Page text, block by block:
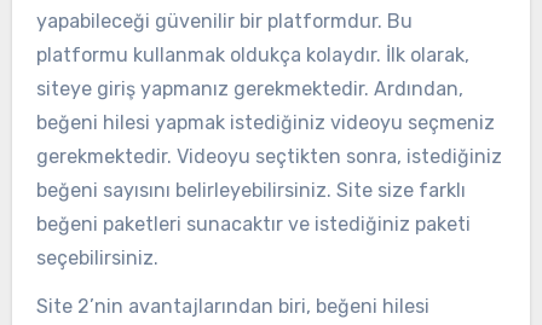
yapabileceği güvenilir bir platformdur. Bu
platformu kullanmak oldukça kolaydır. İlk olarak,
siteye giriş yapmanız gerekmektedir. Ardından,
beğeni hilesi yapmak istediğiniz videoyu seçmeniz
gerekmektedir. Videoyu seçtikten sonra, istediğiniz
beğeni sayısını belirleyebilirsiniz. Site size farklı
beğeni paketleri sunacaktır ve istediğiniz paketi
seçebilirsiniz.
Site 2’nin avantajlarından biri, beğeni hilesi